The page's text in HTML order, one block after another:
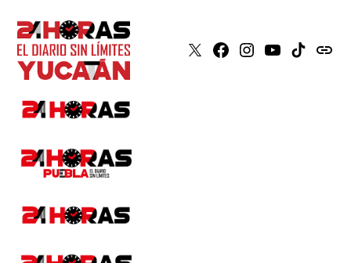
X Faceboook
Instagram
YoutubeTiktokissuu